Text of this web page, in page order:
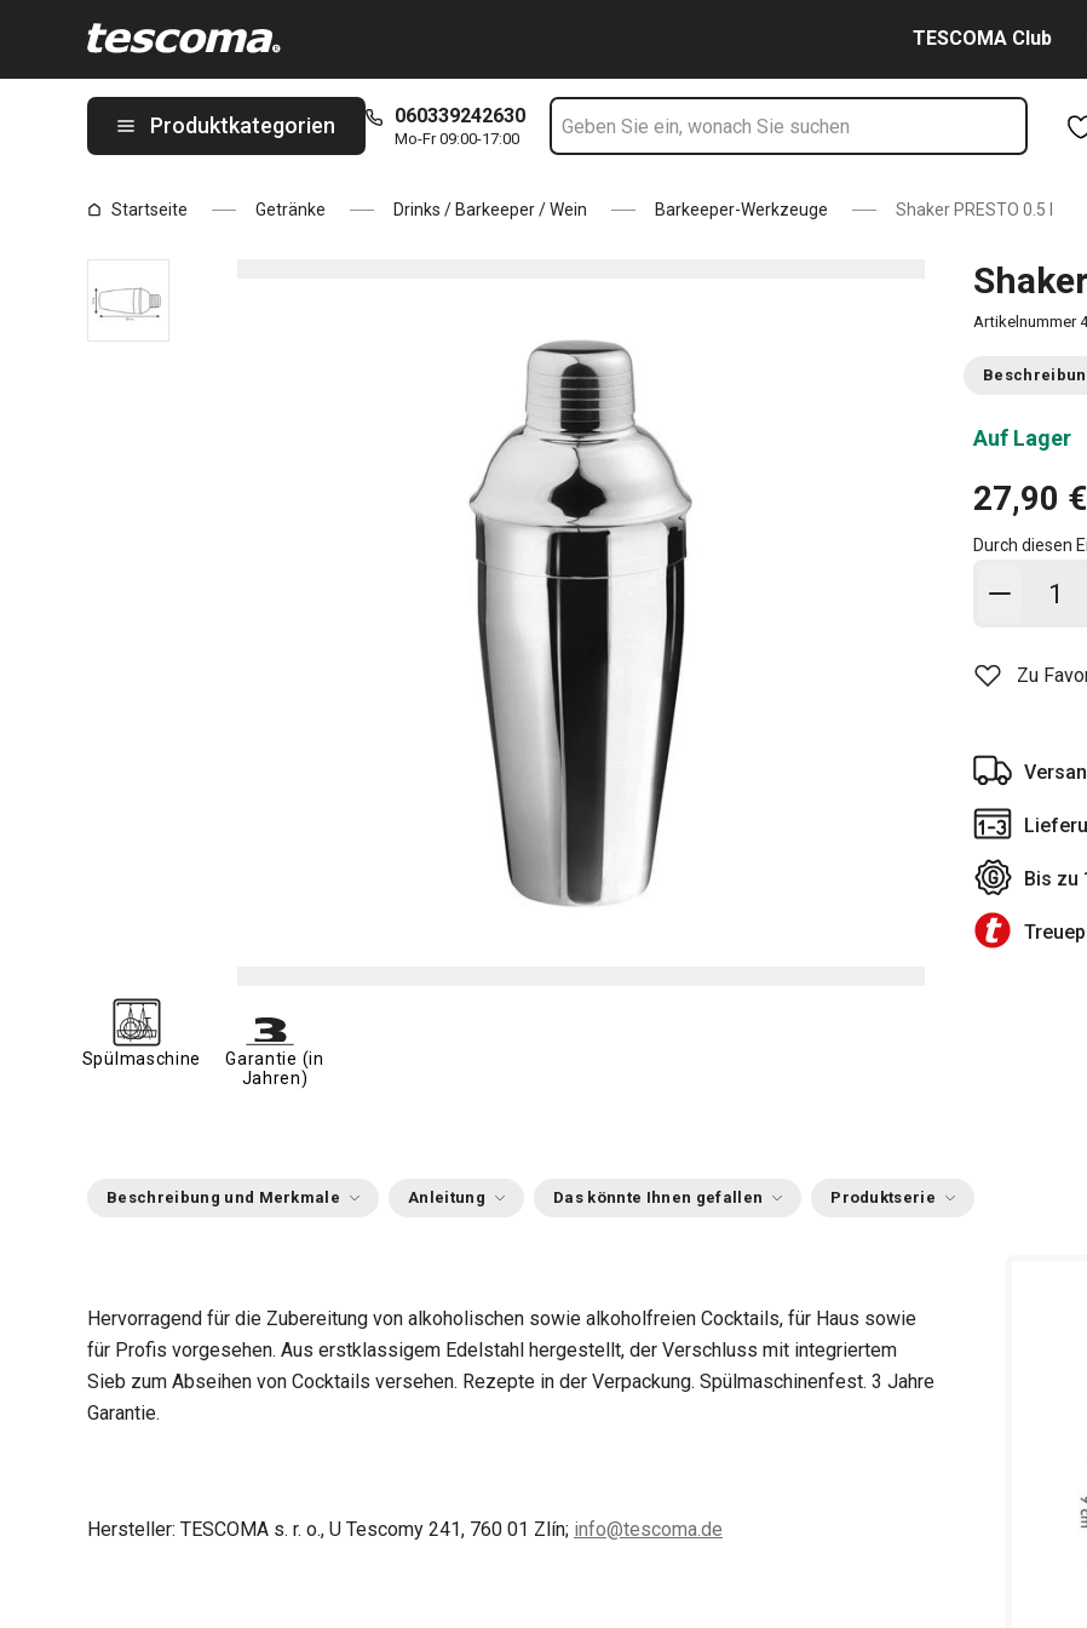
TESCOMA Club
Produktkategorien 060339242630
Mo-Fr 09:00-17:00
Startseite Getränke Drinks / Barkeeper / Wein Barkeeper-Werkzeuge Shaker PRESTO 0.5 l
Artikelnummer
Auf Lager
27,90 €
Durch diesen
In den
Zu
Bis zu
Spülmaschine
Garantie (in
Jahren)
Beschreibung und Merkmale Anleitung Das könnte Ihnen gefallen Produktserie
Hervorragend für die Zubereitung von alkoholischen sowie alkoholfreien Cocktails, für Haus sowie
für Profis vorgesehen. Aus erstklassigem Edelstahl hergestellt, der Verschluss mit integriertem
Sieb zum Abseihen von Cocktails versehen. Rezepte in der Verpackung. Spülmaschinenfest. 3 Jahre
Garantie.
Hersteller: TESCOMA s. r. o., U Tescomy 241, 760 01 Zlín; info@tescoma.de